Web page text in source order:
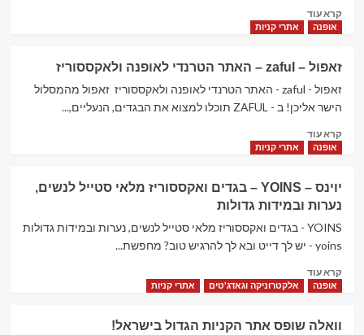
לפספס‏קרא עודRead
more
–
zipy
–
בעברית
לקנות
אופנה אתרי קניות
זאפול – zaful – האתר הטרנדי לאופנה ולאקססוריז
זאפול - zaful - האתר הטרנדי לאופנה ולאקססוריז זאפול מהמסלול
הישר אליכן! ב - ZAFUL תוכלו למצוא את הבגדים, הנעליים,...
קרא עודRead
more
–
zaful
–
האתר
הטרנדי
לאופנה
ולאקססוריז
אופנה אתרי קניות
יוינס – YOINS – בגדים ואקססוריז מלאי סטייל לנשים,
נערות ובמידות גדולות
YOINS - בגדים ואקססוריז מלאי סטייל לנשים, נערות ובמידות גדולות
yoins - יש לך דייט ובא לך להרגיש טוב? מחפשת...
קרא עודRead
more
–
אופנה אלקטרוניקה וגאדג'טים אתרי קניות
וואלה שופס אתר הקניות הגדול בישראל!